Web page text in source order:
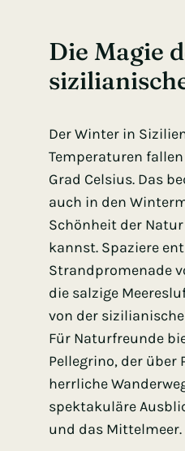
Die Magie
Der Winter in
Temperaturen
Grad Celsius. Das
auch in den
Schönheit der
kannst. Spaziere
Strandpromenade
die salzige
von der
Für Naturfreunde
Pellegrino, der über
herrliche
spektakuläre
und das Mittelmeer.